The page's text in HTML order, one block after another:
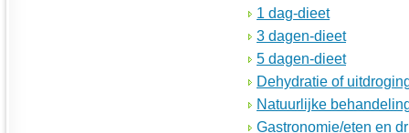
1 dag-dieet
3 dagen-dieet
5 dagen-dieet
Dehydratie of
Natuurlijke
Gastronomie/eten en